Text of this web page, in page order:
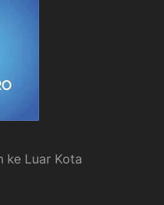
ke Luar Kota